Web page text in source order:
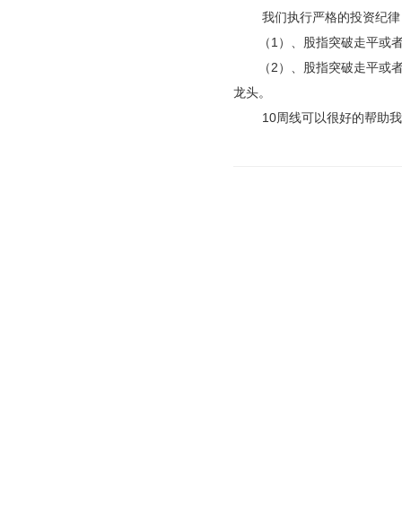
我们执行严格的投资纪
（1 ）、股指突破走平或
（2）、股指突破走平或
龙头。
10周线可以很好的帮助